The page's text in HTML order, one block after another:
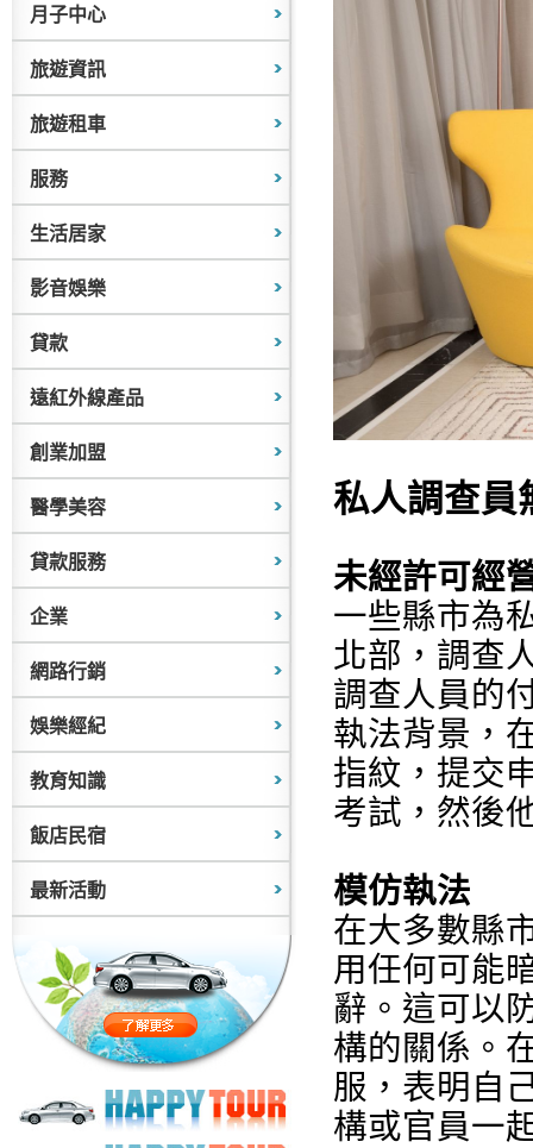
月子中心
旅遊資訊
旅遊租車
服務
生活居家
影音娛樂
貸款
遠紅外線產品
創業加盟
醫學美容
貸款服務
企業
網路行銷
娛樂經紀
教育知識
飯店民宿
最新活動
私人調查員
未經許可經
一些縣市為
北部，調查
調查人員的
執法背景，
指紋，提交
考試，然後
模仿執法
在大多數縣
用任何可能
辭。這可以
構的關係。
服，表明自
構或官員一